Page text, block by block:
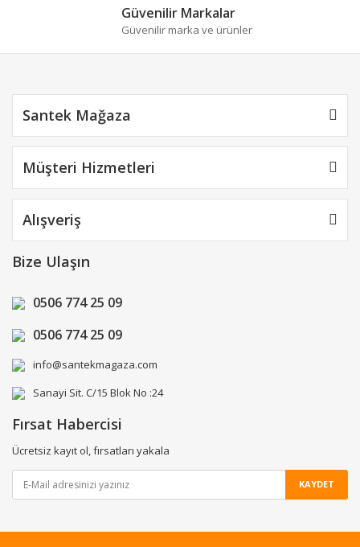
Güvenilir Markalar
Güvenilir marka ve ürünler
Santek Mağaza
Müşteri Hizmetleri
Alışveriş
Bize Ulaşın
0506 774 25 09
0506 774 25 09
info@santekmagaza.com
Sanayi Sit. C/15 Blok No :24
Fırsat Habercisi
Ücretsiz kayıt ol, fırsatları yakala
KAYDET